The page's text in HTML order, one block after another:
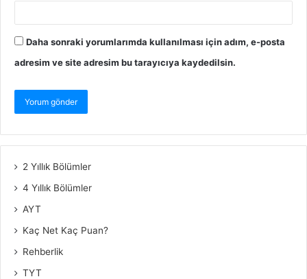
Daha sonraki yorumlarımda kullanılması için adım, e-posta
adresim ve site adresim bu tarayıcıya kaydedilsin.
2 Yıllık Bölümler
4 Yıllık Bölümler
AYT
Kaç Net Kaç Puan?
Rehberlik
TYT